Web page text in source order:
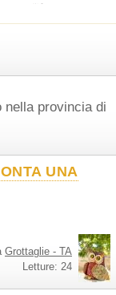
nella provincia di
UNA
Grottaglie - TA
Letture: 24